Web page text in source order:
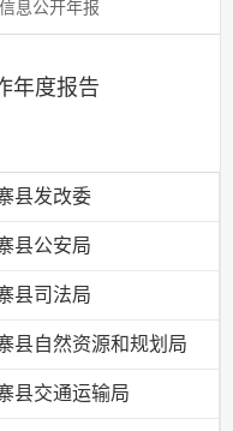
息公开年报
年度报告
县发改委
县公安局
县司法局
县自然资源和规划局
县交通运输局